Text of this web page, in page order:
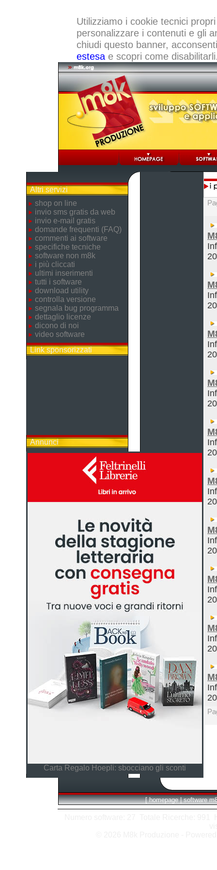
Utilizziamo i cookie tecnici
personalizzare i contenuti e gli
chiudi questo banner,
estesae scopri come
Altri servizi
shop on line
invio sms gratis da web
invio e-mail gratis
domande frequenti (FAQ)
commenti ai software
specifiche tecniche
software non m8k
i più cliccati
ultimi inserimenti
tutti i software
download utility
controlla versione
segnala bug programma
dettaglio licenze
dicono di noi
video software
Link sponsorizzati
Annunci
Carta Regalo Hoepli: sbocciano gli sconti
[ homepage | software